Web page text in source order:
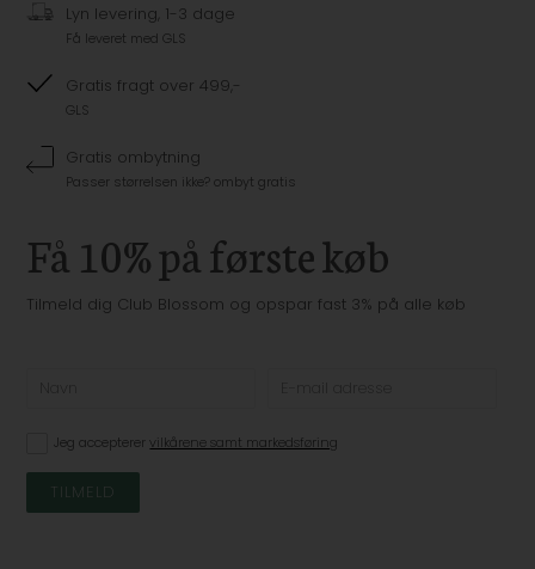
Lyn levering, 1-3 dage
Få leveret med GLS
Gratis fragt over 499,-
GLS
Gratis ombytning
Passer størrelsen ikke? ombyt gratis
Få 10% på første køb
Tilmeld dig Club Blossom og opspar fast 3% på alle køb
Jeg accepterervilkårene samt markedsføring